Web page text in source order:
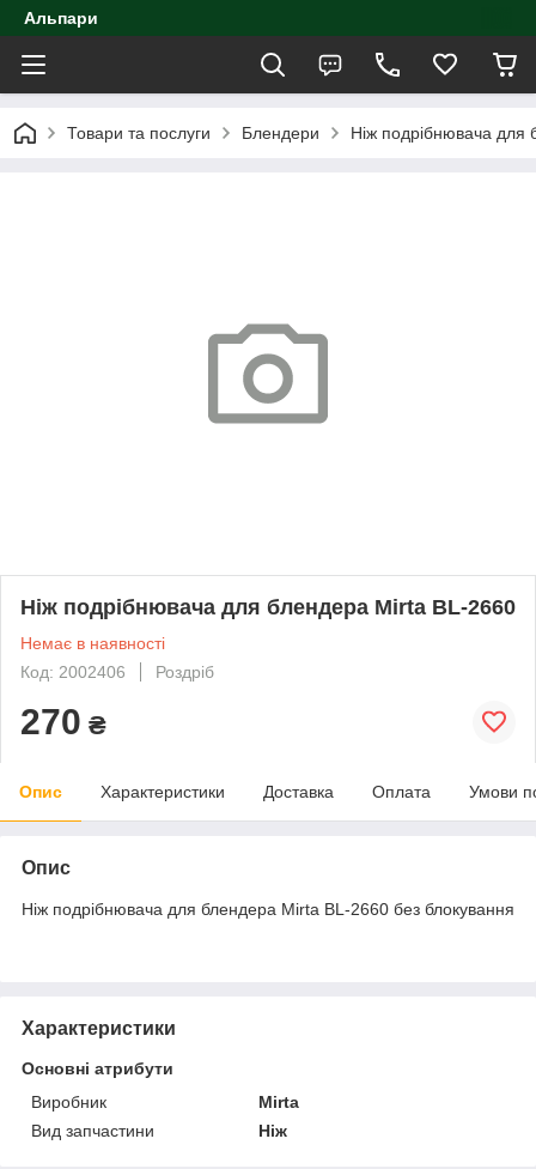
Альпари
Товари та послуги Блендери Ніж подрібнювача для
Ніж подрібнювача для блендера Mirta BL-2660
Немає в наявності
Код: 2002406
Роздріб
270 ₴
Опис Характеристики Доставка Оплата Умови
Опис
Ніж подрібнювача для блендера Mirta BL-2660 без блокування
Характеристики
Основні атрибути
Виробник
Mirta
Вид запчастини
Ніж